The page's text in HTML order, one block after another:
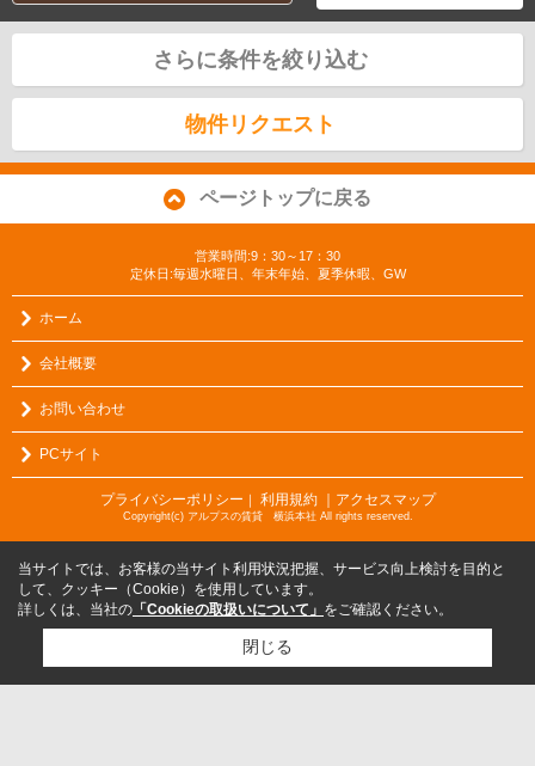
さらに条件を絞り込む
物件リクエスト
ページトップに戻る
営業時間:9：30～17：30
定休日:毎週水曜日、年末年始、夏季休暇、GW
ホーム
会社概要
お問い合わせ
PCサイト
プライバシーポリシー ｜ 利用規約 ｜アクセスマップ
Copyright(c) アルプスの賃貸 横浜本社 All rights reserved.
当サイトでは、お客様の当サイト利用状況把握、サービス向上検討を目的と
して、クッキー（Cookie）を使用しています。
詳しくは、当社の 「Cookieの取扱いについて」 をご確認ください。
閉じる